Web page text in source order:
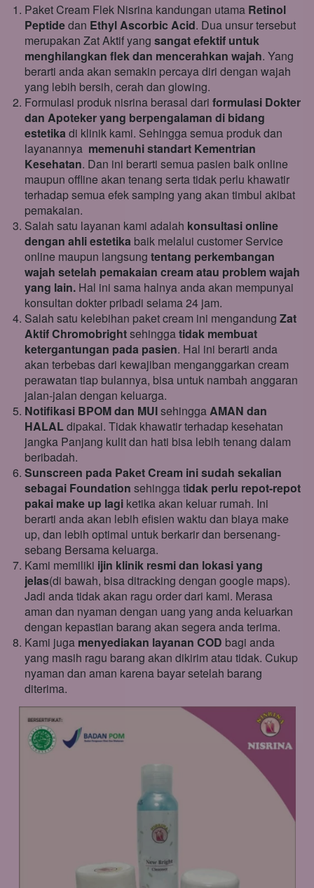
Paket Cream Flek Nisrina kandungan utama Retinol
Peptide dan Ethyl Ascorbic Acid. Dua unsur tersebut
merupakan Zat Aktif yang sangat efektif untuk
menghilangkan flek dan mencerahkan wajah. Yang
berarti anda akan semakin percaya diri dengan wajah
yang lebih bersih, cerah dan glowing.
Formulasi produk nisrina berasal dari formulasi Dokter
dan Apoteker yang berpengalaman di bidang
estetika di klinik kami. Sehingga semua produk dan
layanannya memenuhi standart Kementrian
Kesehatan. Dan ini berarti semua pasien baik online
maupun offline akan tenang serta tidak perlu khawatir
terhadap semua efek samping yang akan timbul akibat
pemakaian.
Salah satu layanan kami adalah konsultasi online
dengan ahli estetika baik melalui customer Service
online maupun langsung tentang perkembangan
wajah setelah pemakaian cream atau problem wajah
yang lain. Hal ini sama halnya anda akan mempunyai
konsultan dokter pribadi selama 24 jam.
Salah satu kelebihan paket cream ini mengandung Zat
Aktif Chromobright sehingga tidak membuat
ketergantungan pada pasien. Hal ini berarti anda
akan terbebas dari kewajiban menganggarkan cream
perawatan tiap bulannya, bisa untuk nambah anggaran
jalan-jalan dengan keluarga.
Notifikasi BPOM dan MUI sehingga AMAN dan
HALAL dipakai. Tidak khawatir terhadap kesehatan
jangka Panjang kulit dan hati bisa lebih tenang dalam
beribadah.
Sunscreen pada Paket Cream ini sudah sekalian
sebagai Foundation sehingga tidak perlu repot-repot
pakai make up lagi ketika akan keluar rumah. Ini
berarti anda akan lebih efisien waktu dan biaya make
up, dan lebih optimal untuk berkarir dan bersenang-
sebang Bersama keluarga.
Kami memiliki ijin klinik resmi dan lokasi yang
jelas(di bawah, bisa ditracking dengan google maps).
Jadi anda tidak akan ragu order dari kami. Merasa
aman dan nyaman dengan uang yang anda keluarkan
dengan kepastian barang akan segera anda terima.
Kami juga menyediakan layanan COD bagi anda
yang masih ragu barang akan dikirim atau tidak. Cukup
nyaman dan aman karena bayar setelah barang
diterima.